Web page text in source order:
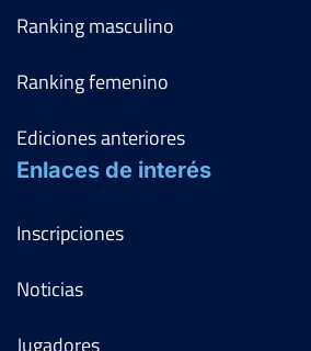
Ranking masculino
Ranking femenino
Ediciones anteriores
Enlaces de interés
Inscripciones
Noticias
Jugadores